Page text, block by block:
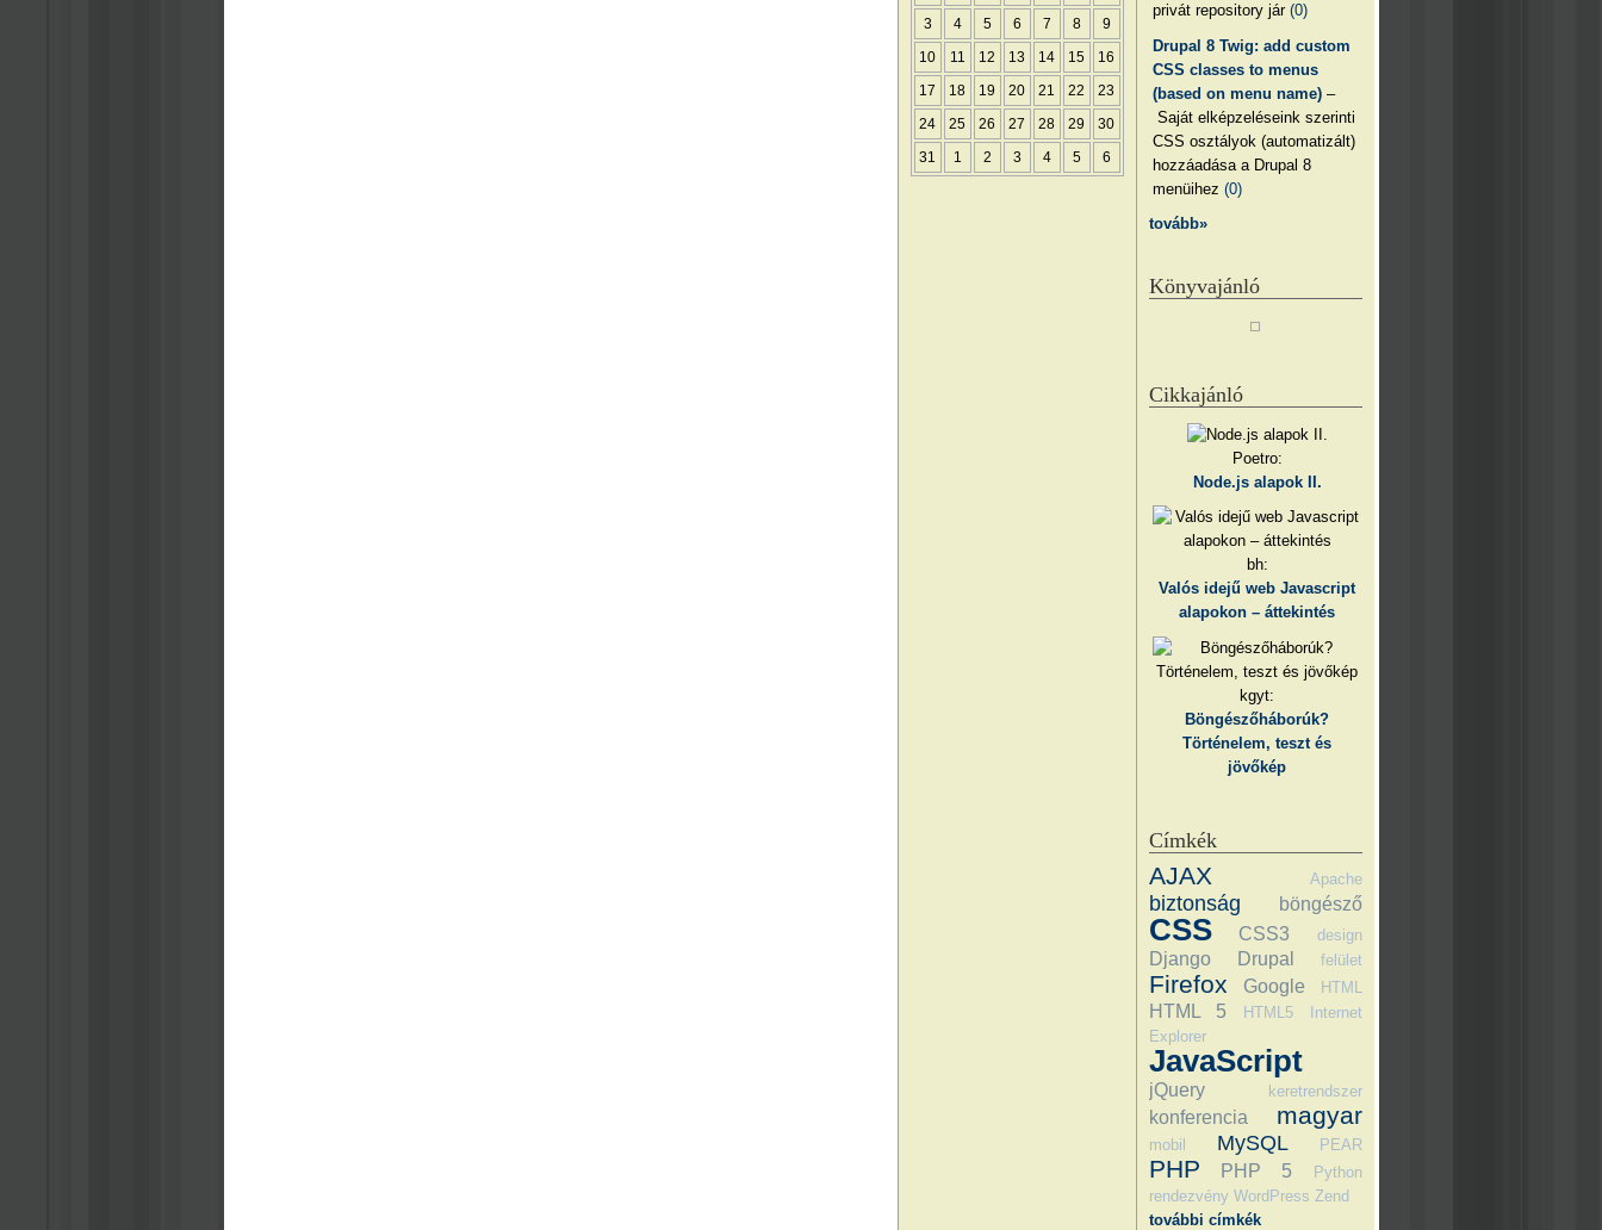
privát repository jár(0)
Drupal 8 Twig: add custom
CSS classes to menus
(based on menu name) –
Saját elképzeléseink szerinti
CSS osztályok (automatizált)
hozzáadása a Drupal 8
menüihez(0)
tovább»
Könyvajánló
Cikkajánló
Poetro:
Node.js alapok II.
bh:
Valós idejű web Javascript
alapokon – áttekintés
kgyt:
Böngészőháborúk?
Történelem, teszt és
jövőkép
Címkék
AJAX Apache
biztonság böngésző
CSS CSS3 design
Django Drupal felület
Firefox Google HTML
HTML 5 HTML5
Internet
Explorer
JavaScript
jQuery keretrendszer
konferencia magyar
mobil MySQL PEAR
PHP PHP 5
Python
rendezvény WordPress Zend
további címkék
3 4 5 6 7 8 9
10 11 12 13 14 15 16
17 18 19 20 21 22 23
24 25 26 27 28 29 30
31 1 2 3 4 5 6